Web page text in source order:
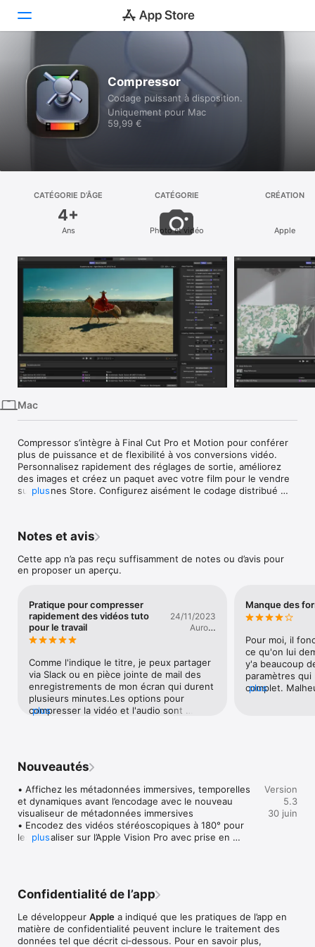
Découvrir
Arcade
Créer
Jouer
Développer
Recherche
Plateforme
iPhone
iPad
Mac
Vision
Watch
Compressor
Codage puissant à disposition.
Uniquement pour Mac
59,99 €
CATÉGORIE D’ÂGE
4+
Ans
CATÉGORIE
Photo et vidéo
CRÉATION
Apple
Mac
Compressor s’intègre à Final Cut Pro et Motion pour conférer
plus de puissance et de flexibilité à vos conversions vidéo.
Personnalisez rapidement des réglages de sortie, améliorez
des images et créez un paquet avec votre film pour le vendre
sur l’iTunes Store. Configurez aisément le codage distribué
• Utilisez Compressor pour personnaliser des réglages de
• Configurez des processus en lots pour rationaliser le codage
de nombreux fichiers
par glissements
• Codez automatiquement des vidéos ajoutées aux dossiers
sélectionnés dans le système de fichiers
• Codez des vidéos spatiales stéréoscopiques et diffusez-les
directement sur l’Apple Vision Pro
• Codez des vidéos enregistrées avec un iPhone en mode
Cinématique
• Performances inégalées avec des optimisations pour les
puces Apple de dernière génération
Création de paquets pour l’iTunes Store
diffusion iTunes certifié Apple
titrage pour vérifier la synchronisation
• La détection intégrée d’erreurs vous permet d’identifier des
problèmes avec votre paquet iTunes Store
• Publiez des vidéos HDR comme P3 D65 PQ, Rec. 2020 HLG
et Rec. 2020 PQ pour HDR10
Prise en charge des normes du secteur
• Codez dans une large gamme de formats standard, dont
HEVC, MV-HEVC, H.264, MXF et ProRes
• Importez des séquences d’images Targa, DPX, TIFF, PSD,
PNG ou OpenEXR et codez-les avec n’importe quel réglage
plus
Notes et avis
Cette app n’a pas reçu suffisamment de notes ou d’avis pour
en proposer un aperçu.
Pratique pour compresser
rapidement des vidéos tuto
pour le travail
24/11/2023
Aurore
Comme l'indique le titre, je peux partager
via Slack ou en pièce jointe de mail des
enregistrements de mon écran qui durent
plusieurs minutes.Les options pour
compresser la vidéo et l'audio sont
plus
Manque des
Pour moi, il
ce qu'on lui
y'a beaucoup
paramètres
complet.
plus
Nouveautés
• Affichez les métadonnées immersives, temporelles
et dynamiques avant l’encodage avec le nouveau
visualiseur de métadonnées immersives
• Encodez des vidéos stéréoscopiques à 180° pour
les visualiser sur l’Apple Vision Pro avec prise en
• Cette mise à jour apporte des améliorations de la
plus
Version
5.3
30 juin
Confidentialité de l’app
Le développeur Apple a indiqué que les pratiques de l’app en
matière de confidentialité peuvent inclure le traitement des
données tel que décrit ci‑dessous. Pour en savoir plus,